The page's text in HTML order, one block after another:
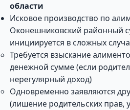
области
Исковое производство по
Оконешниковский районный
инициируется в сложных
Требуется взыскание
денежной сумме (если
нерегулярный доход)
Одновременно заявляются
(лишение родительских прав,